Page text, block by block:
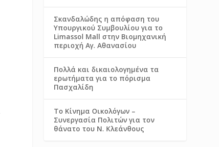
Σκανδαλώδης η απόφαση του
Υπουργικού Συμβουλίου για το
Limassol Mall στην Βιομηχανική
περιοχή Αγ. Αθανασίου
Πολλά και δικαιολογημένα τα
ερωτήματα για το πόρισμα
Πασχαλίδη
Το Κίνημα Οικολόγων –
Συνεργασία Πολιτών για τον
θάνατο του Ν. Κλεάνθους